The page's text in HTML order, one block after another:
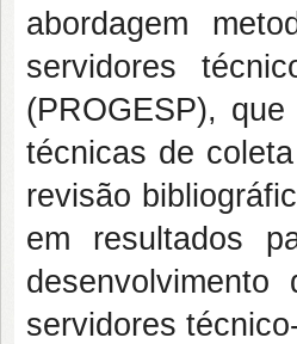
abordagem
servidores
(PROGESP),
técnicas de
revisão
em resultados
servidores